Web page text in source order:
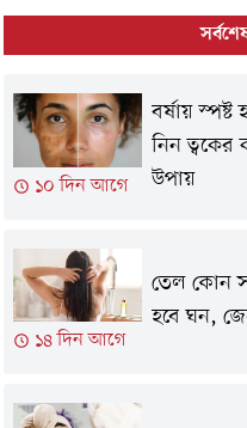
১০ দিন আগে
বর্ষায়
নিন
উপায়
১৪ দিন আগে
তেল কোন
হবে ঘন,